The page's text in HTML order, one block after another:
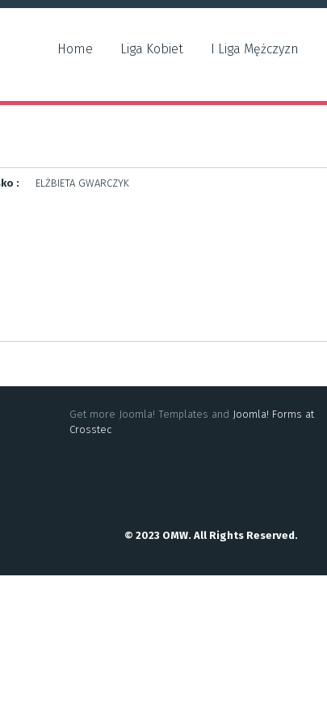
Home Liga Kobiet I Liga Mężczyzn
: ELŻBIETA GWARCZYK
Get more Joomla! Templates and Joomla! Forms at
Crosstec
© 2023 OMW. All Rights Reserved.